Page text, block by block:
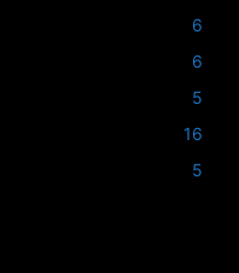
6
6
5
16
5